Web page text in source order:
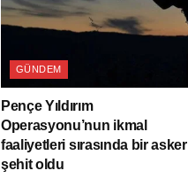
GÜNDEM
Pençe Yıldırım
Operasyonu’nun ikmal
faaliyetleri sırasında bir asker
şehit oldu